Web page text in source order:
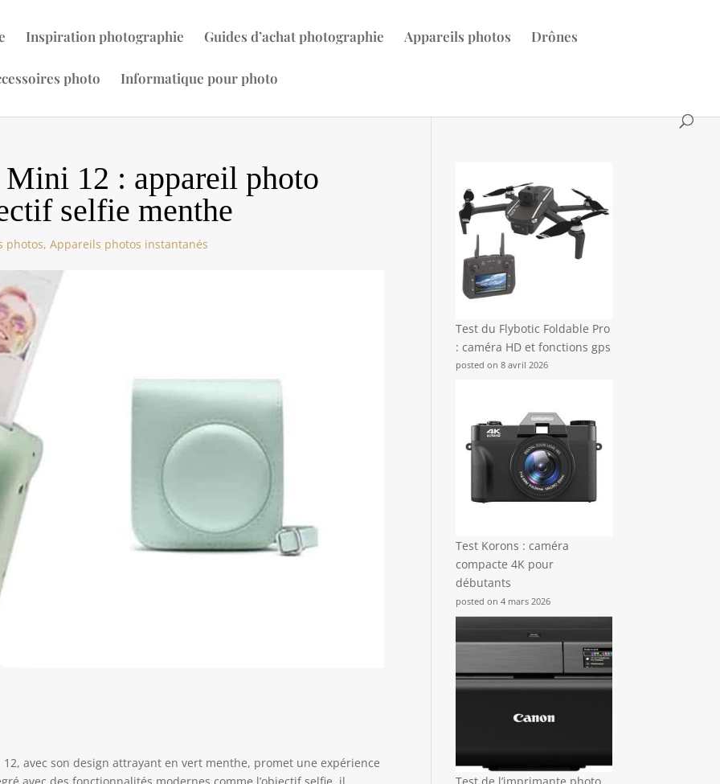
Inspiration photographie Guides d’achat photographie Appareils photos Drônes
photo Informatique pour photo
12 : appareil photo
selfie menthe
photos,Appareils photos instantanés
avec son design attrayant en vert menthe, promet une expérience
Test du Flybotic Foldable Pro
: caméra HD et fonctions gps
posted on 8 avril 2026
Test Korons : caméra
compacte 4K pour
débutants
posted on 4 mars 2026